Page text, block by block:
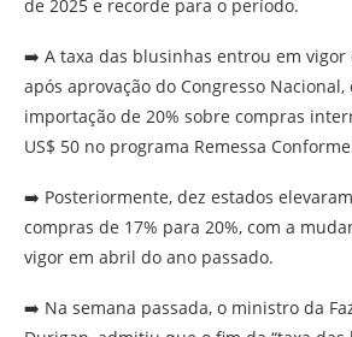
de 2025 e recorde para o período.
➡️ A taxa das blusinhas entrou em vigor
após aprovação do Congresso
importação de 20% sobre compras
US$ 50 no programa Remessa
➡️ Posteriormente, dez estados
compras de 17% para 20%, com a
vigor em abril do ano passado.
➡️ Na semana passada, o ministro da